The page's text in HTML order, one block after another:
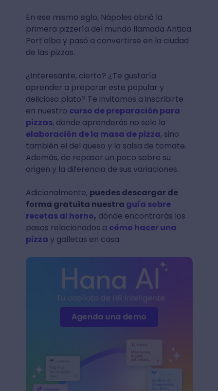
En ese mismo siglo, Nápoles abrió la
primera pizzería del mundo llamada Antica
Port'alba y pasó a convertirse en la ciudad
de las pizzas.
¿Interesante, cierto? ¿Te gustaría
aprender a preparar este popular y
delicioso plato? Te invitamos a inscribirte
en nuestro curso de preparación para
pizzas, donde aprenderás no solo la
elaboración de la masa de pizza, sino
también el del queso y la salsa de tomate.
Además, de repasar un poco sobre su
origen y la diferencia de sus variaciones.
Adicionalmente, puedes descargar de
forma gratuita nuestra guía sobre
recetas al horno, dónde encontrarás los
pasos relacionados a cómo hacer una
pizza y galletas en casa.
Agenda una demo